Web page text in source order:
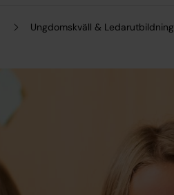
Ungdomskväll & Ledarutbildning